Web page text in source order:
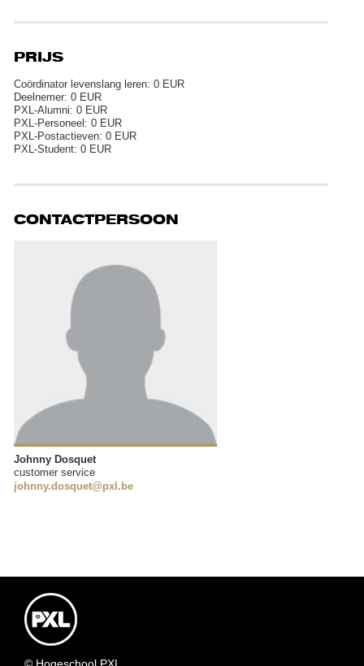
PRIJS
Coördinator levenslang leren: 0 EUR
Deelnemer: 0 EUR
PXL-Alumni: 0 EUR
PXL-Personeel: 0 EUR
PXL-Postactieven: 0 EUR
PXL-Student: 0 EUR
CONTACTPERSOON
Johnny Dosquet
customer service
johnny.dosquet@pxl.be